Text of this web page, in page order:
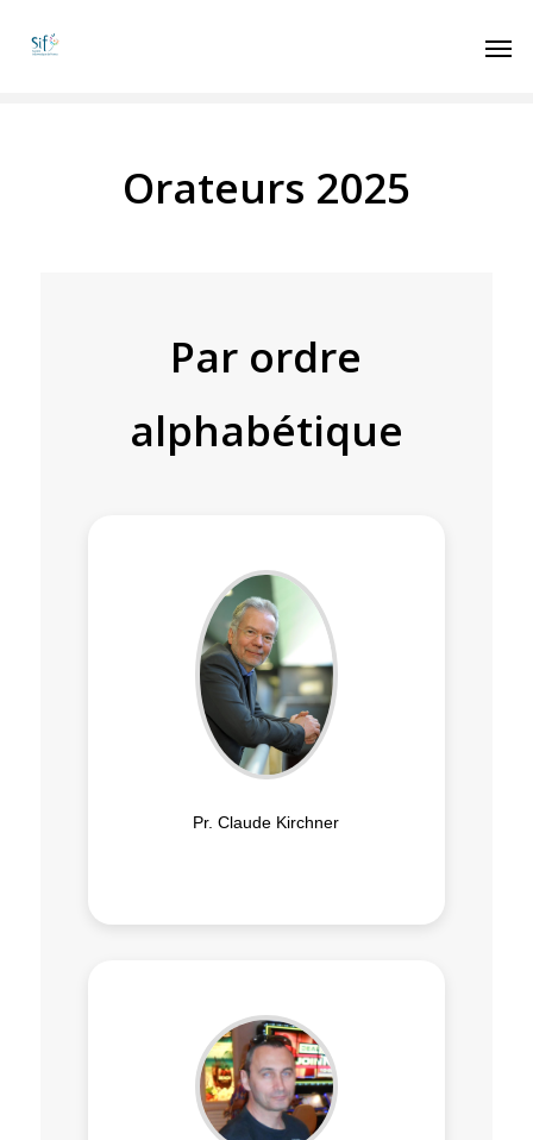
Orateurs 2025
Par ordre
alphabétique
Pr. Claude Kirchner